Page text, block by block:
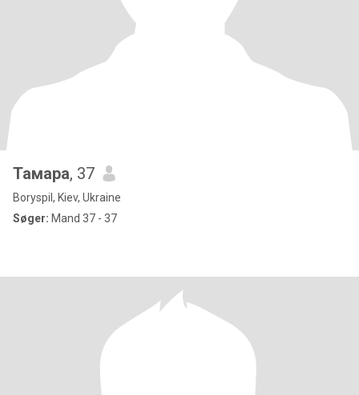
Тамара, 37
Boryspil, Kiev, Ukraine
Søger: Mand 37 - 37